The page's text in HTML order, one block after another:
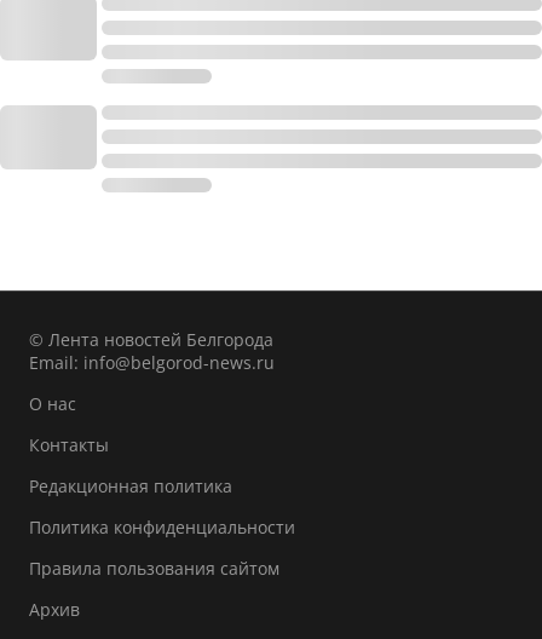
© Лента новостей Белгорода
Email: info@belgorod-news.ru
О нас
Контакты
Редакционная политика
Политика конфиденциальности
Правила пользования сайтом
Архив